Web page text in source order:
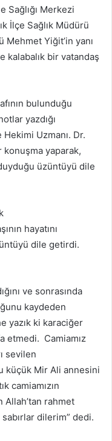
Sağlığı Merkezi
İlçe Sağlık Müdürü
Mehmet Yiğit’in yanı
kalabalık bir vatandaş
bulunduğu
yazdığı
Hekimi Uzmanı. Dr.
yaparak,
üzüntüyü dile
hayatını
dile getirdi.
ve sonrasında
kaydeden
yazık ki karaciğer
etmedi. Camiamız
sevilen
küçük Mir Ali annesini
camiamızın
Allah’tan rahmet
sabırlar dilerim” dedi.